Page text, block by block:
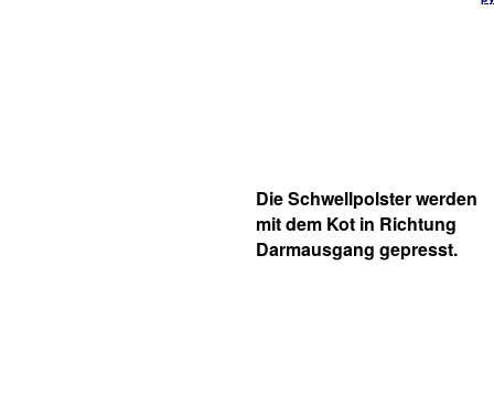
Die Schwellpolster werden
mit dem Kot in Richtung
Darmausgang gepresst.